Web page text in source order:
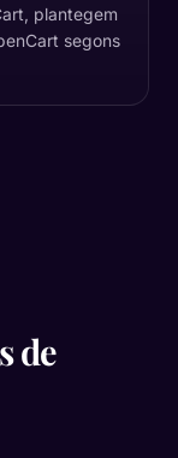
plantegem
segons
de